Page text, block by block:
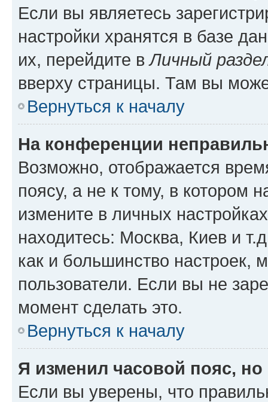
Если вы являетесь
настройки хранятся в базе
их, перейдите вЛичный
вверху страницы. Там вы
Вернуться к началу
На конференции
Возможно, отображается
поясу, а не к тому, в котором
измените в личных
находитесь: Москва, Киев и
как и большинство настроек,
пользователи. Если вы не
момент сделать это.
Вернуться к началу
Я изменил часовой пояс,
Если вы уверены, что